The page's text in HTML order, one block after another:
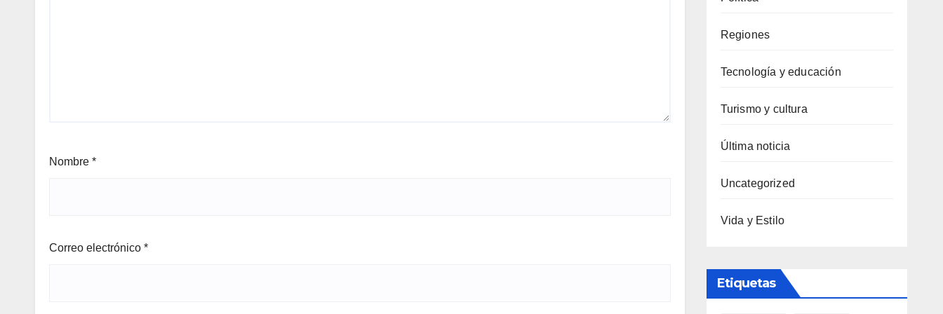
Nombre *
Correo electrónico *
Regiones
Tecnología y educación
Turismo y cultura
Última noticia
Uncategorized
Vida y Estilo
Etiquetas